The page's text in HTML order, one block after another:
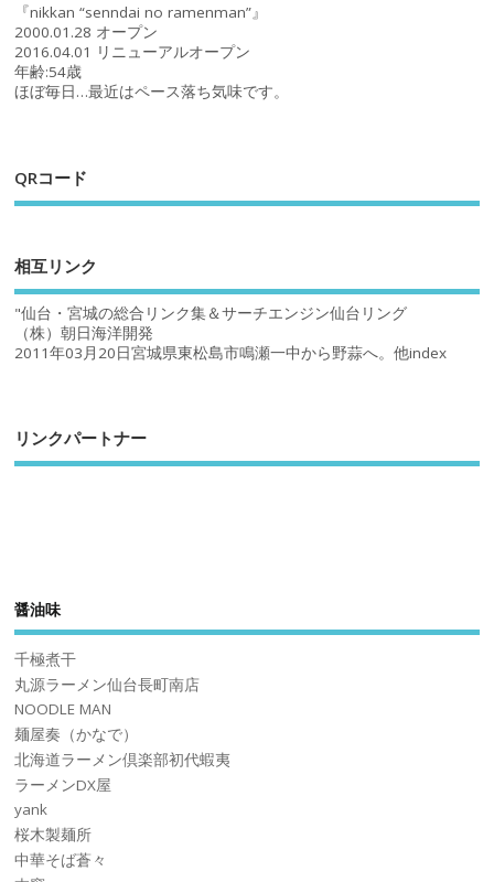
『nikkan “senndai no ramenman”』
2000.01.28 オープン
2016.04.01 リニューアルオープン
年齢:54歳
ほぼ毎日…最近はペース落ち気味です。
QRコード
相互リンク
"仙台・宮城の総合リンク集＆サーチエンジン仙台リング
（株）朝日海洋開発
2011年03月20日宮城県東松島市鳴瀬一中から野蒜へ。他index
リンクパートナー
醤油味
千極煮干
丸源ラーメン仙台長町南店
NOODLE MAN
麺屋奏（かなで）
北海道ラーメン倶楽部初代蝦夷
ラーメンDX屋
yank
桜木製麺所
中華そば蒼々